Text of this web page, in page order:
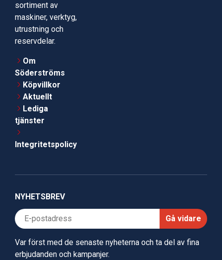
sortiment av
maskiner, verktyg,
utrustning och
reservdelar.
Om
Söderströms
Köpvillkor
Aktuellt
Lediga
tjänster
Integritetspolicy
NYHETSBREV
Gå vidare
Var först med de senaste nyheterna och ta del av fina
erbjudanden och kampanjer.